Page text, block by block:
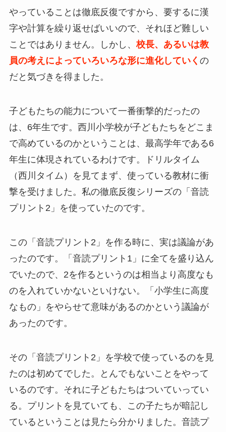
やっていることは徹底反復ですから、要するに漢
字や計算を繰り返せばいいので、それほど難しい
ことではありません。しかし、校長、あるいは教
員の考えによっていろいろな形に進化していく の
だと気づきを得ました。
子どもたちの能力について一番衝撃的だったの
は、6年生です。西川小学校が子どもたちをどこま
で高めているのかということは、最高学年である6
年生に体現されているわけです。ドリルタイム
（西川タイム）を見てまず、使っている教材に衝
撃を受けました。私の徹底反復シリーズの「音読
プリント2」を使っていたのです。
この「音読プリント2」を作る時に、実は議論があ
ったのです。「音読プリント1」に全てを盛り込ん
でいたので、2を作るというのは相当より高度なも
のを入れていかないといけない。「小学生に高度
なもの」をやらせて意味があるのかという議論が
あったのです。
その「音読プリント2」を学校で使っているのを見
たのは初めてでした。とんでもないことをやって
いるのです。それに子どもたちはついていってい
る。プリントを見ていても、この子たちが暗記し
ているということは見たら分かりました。音読プ